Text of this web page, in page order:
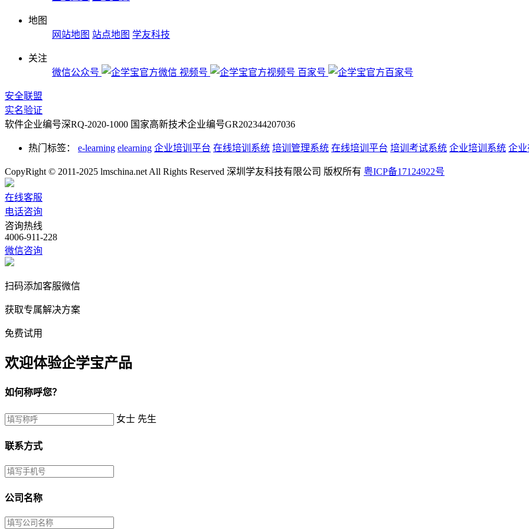
地图
网站地图 站点地图 学友科技
关注
微信公众号
视频号 百家号
安全联盟
实名验证
软件企业编号深RQ-2020-1000 国家高新技术企业编号GR202344207036
热门标签： e-learning elearning 企业培训平台 在线培训系统 培训管理系统 在线培训平台 培训考试系统 企业培训系统 企业
CopyRight © 2011-2025 lmschina.net All Rights Reserved 深圳学友科技有限公司 版权所有 粤ICP备17124922号
在线客服
电话咨询
咨询热线
4006-911-228
微信咨询
扫码添加客服微信
获取专属解决方案
免费试用
欢迎体验企学宝产品
如何称呼您？
女士 先生
联系方式
公司名称